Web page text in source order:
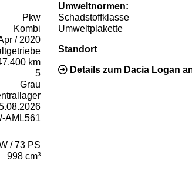
Pkw
Kombi
/ 2020
km
5
Grau
AML561
/ 73 PS
998 cm³
Umweltnormen:
Schadstoffklasse
Umweltplakette
Standort
Details zum Dacia Logan